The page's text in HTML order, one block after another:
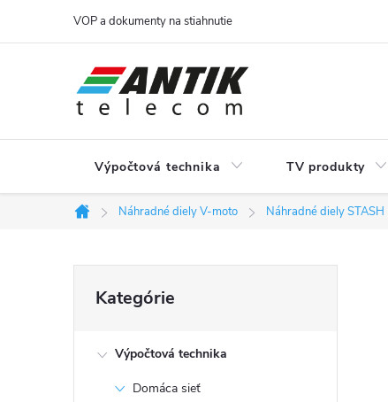
VOP a dokumenty na stiahnutie
Výpočtová technika TV produkty
Domov
Náhradné diely V-moto Náhradné diely STASH
kategórie
Kategórie
Výpočtová technika
Domáca sieť